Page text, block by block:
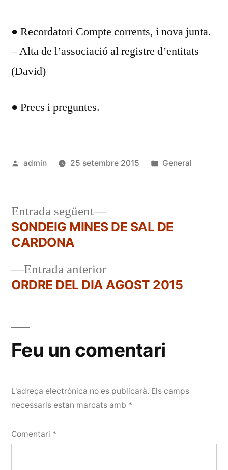
● Recordatori Compte corrents, i nova junta.
– Alta de l’associació al registre d’entitats
(David)
● Precs i preguntes.
Publicat
admin 25 setembre 2015
Publicat
General
Navegació
d'entrades
Entrada anteriorEntrada
anterior:
ORDRE DEL DIA AGOST 2015
Entrada següent
Entrada
següent:
SONDEIG MINES DE SAL DE
CARDONA
Feu un comentari
L'adreça electrònica no es publicarà. Els camps
necessaris estan marcats amb *
Comentari *